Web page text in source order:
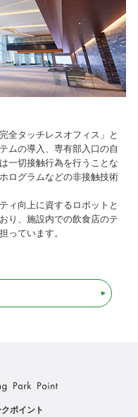
全タッチレスオフィス」と
ムの導入、専有部入口の自
一切接触行為を行うことな
ログラムなどの非接触技術
ィ向上に資するロボットと
り、施設内での飲食店のテ
っています。
ポイント